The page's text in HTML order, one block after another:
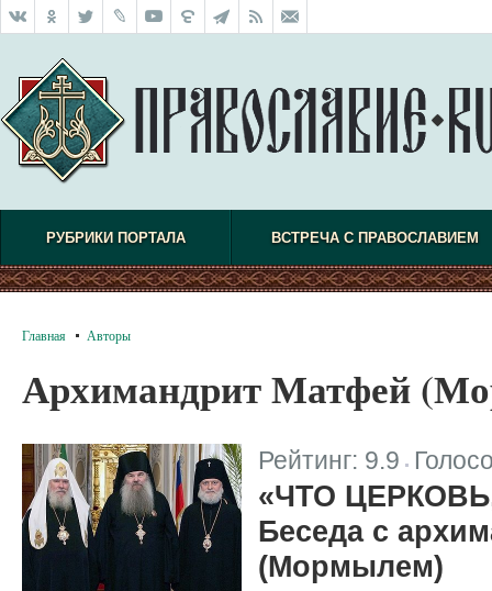
РУБРИКИ ПОРТАЛА ВСТРЕЧА С ПРАВОСЛАВИЕМ
Главная Авторы
Архимандрит Матфей
Рейтинг: 9.9
«ЧТО
Беседа с
(Мормылем)